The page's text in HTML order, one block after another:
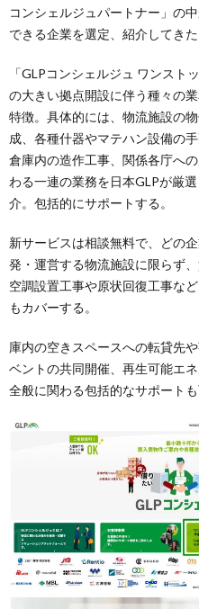
コンシェルジュパートナー」の
できる企業を選定、紹介してきた
「GLPコンシェルジュ ワンスト
の大きい拠点開設に伴う種々の
特徴。具体的には、物流施設の
成、各種什器やマテハン設備の
倉庫内の造作工事、関係各庁へ
わる一連の業務を日本GLPが厳
介。包括的にサポートする。
新サービスは相談無料で、どの
発・運営する物流施設に限らず
空調設置工事や原状回復工事な
もカバーする。
庫内の空きスペースへの転貸先
ベントの共同開催、再生可能エ
全般に関わる包括的なサポートも